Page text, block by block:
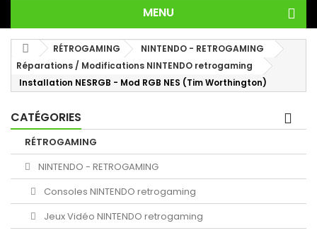
MENU
RÉTROGAMING
NINTENDO - RETROGAMING
Réparations / Modifications NINTENDO retrogaming
Installation NESRGB - Mod RGB NES (Tim Worthington)
CATÉGORIES
RÉTROGAMING
NINTENDO - RETROGAMING
Consoles NINTENDO retrogaming
Jeux Vidéo NINTENDO retrogaming